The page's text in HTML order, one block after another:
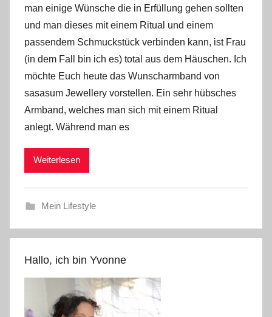
o
n
n
e
man einige Wünsche die in Erfüllung gehen sollten
und man dieses mit einem Ritual und einem
passendem Schmuckstück verbinden kann, ist Frau
(in dem Fall bin ich es) total aus dem Häuschen. Ich
möchte Euch heute das Wunscharmband von
sasasum Jewellery vorstellen. Ein sehr hübsches
Armband, welches man sich mit einem Ritual
anlegt. Während man es
Weiterlesen
Mein Lifestyle
Hallo, ich bin Yvonne